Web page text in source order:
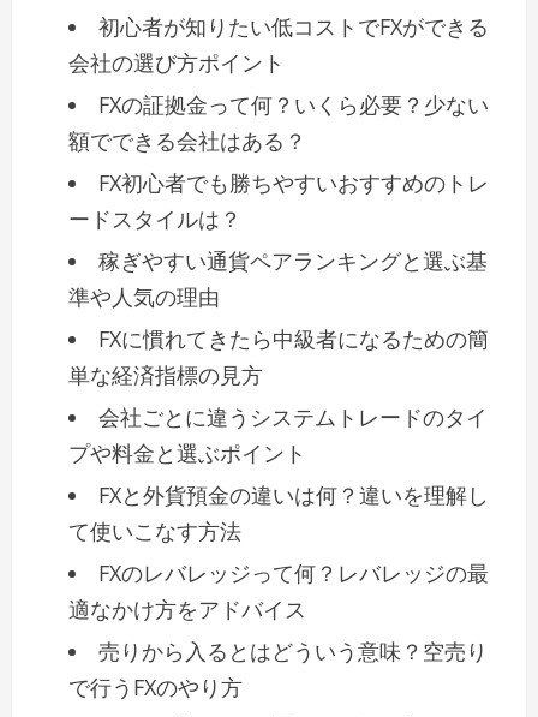
初心者が知りたい低コストでFXができる
会社の選び方ポイント
FXの証拠金って何？いくら必要？少ない
額でできる会社はある？
FX初心者でも勝ちやすいおすすめのトレ
ードスタイルは？
稼ぎやすい通貨ペアランキングと選ぶ基
準や人気の理由
FXに慣れてきたら中級者になるための簡
単な経済指標の見方
会社ごとに違うシステムトレードのタイ
プや料金と選ぶポイント
FXと外貨預金の違いは何？違いを理解し
て使いこなす方法
FXのレバレッジって何？レバレッジの最
適なかけ方をアドバイス
売りから入るとはどういう意味？空売り
で行うFXのやり方